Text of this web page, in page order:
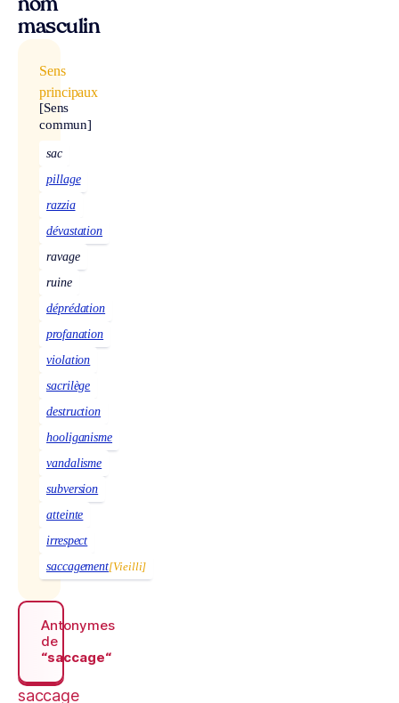
nom
masculin
Sens
principaux
[Sens
commun]
sac
pillage
razzia
dévastation
ravage
ruine
déprédation
profanation
violation
sacrilège
destruction
hooliganisme
vandalisme
subversion
atteinte
irrespect
saccagement[Vieilli]
Antonymes
de
“saccage“
saccage